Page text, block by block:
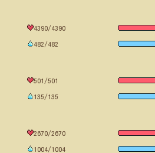
4390/4390
482/482
501/501
135/135
2670/2670
1004/1004